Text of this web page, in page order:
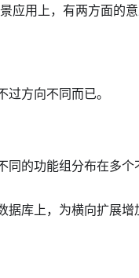
应用上，有两方面的意
方向不同而已。
同的功能组分布在多个
据库上，为横向扩展增